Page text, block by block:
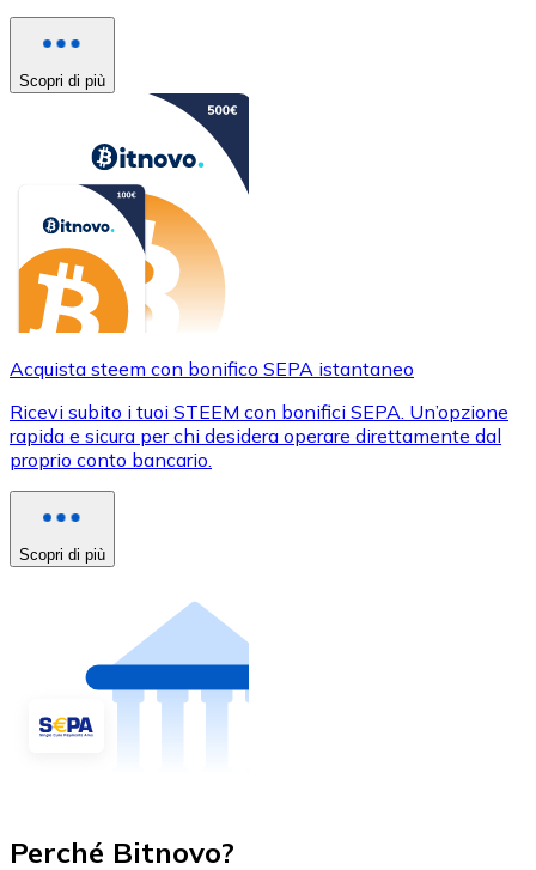
Scopri di più
Acquista steem con bonifico SEPA istantaneo
Ricevi subito i tuoi STEEM con bonifici SEPA. Un’opzione
rapida e sicura per chi desidera operare direttamente dal
proprio conto bancario.
Scopri di più
Perché Bitnovo?